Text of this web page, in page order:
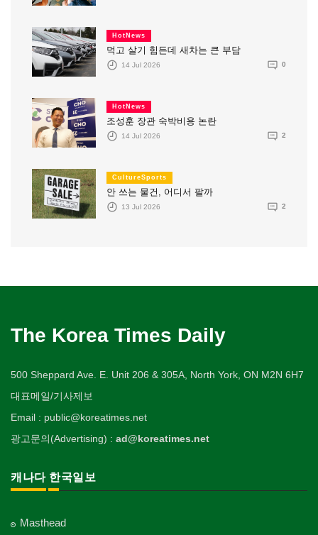
HotNews
먹고 살기 힘든데 새차는 큰 부담
14 Jul 2026 0
HotNews
조성훈 장관 숙박비용 논란
14 Jul 2026 2
CultureSports
안 쓰는 물건, 어디서 팔까
13 Jul 2026 2
The Korea Times Daily
500 Sheppard Ave. E. Unit 206 & 305A, North York, ON M2N 6H7
대표메일/기사제보
Email : public@koreatimes.net
광고문의(Advertising) : ad@koreatimes.net
캐나다 한국일보
Masthead